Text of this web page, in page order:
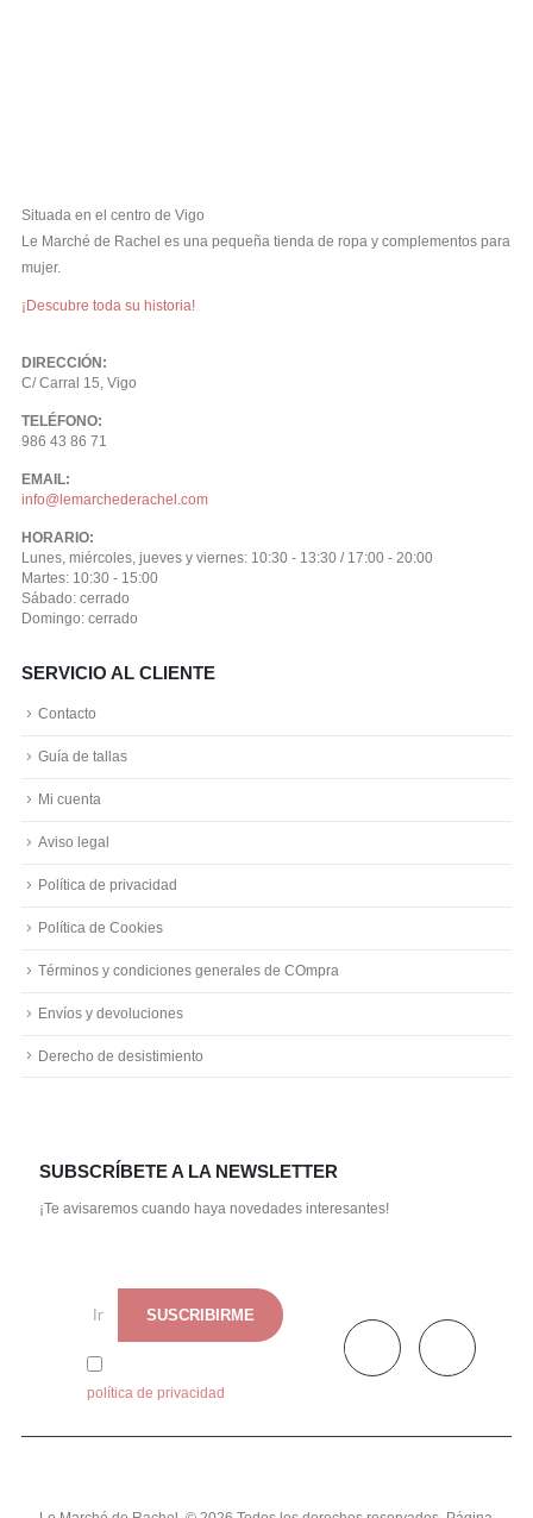
Situada en el centro de Vigo
Le Marché de Rachel es una pequeña tienda de ropa y complementos para
mujer.
¡Descubre toda su historia!
DIRECCIÓN:
C/ Carral 15, Vigo
TELÉFONO:
986 43 86 71
EMAIL:
info@lemarchederachel.com
HORARIO:
Lunes, miércoles, jueves y viernes: 10:30 - 13:30 / 17:00 - 20:00
Martes: 10:30 - 15:00
Sábado: cerrado
Domingo: cerrado
SERVICIO AL CLIENTE
Contacto
Guía de tallas
Mi cuenta
Aviso legal
Política de privacidad
Política de Cookies
Términos y condiciones generales de COmpra
Envíos y devoluciones
Derecho de desistimiento
SUBSCRÍBETE A LA NEWSLETTER
¡Te avisaremos cuando haya novedades interesantes!
política de privacidad